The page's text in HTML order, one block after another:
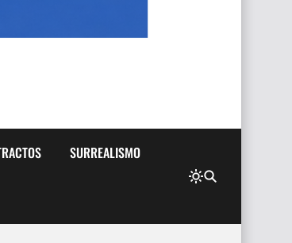
SURREALISMO